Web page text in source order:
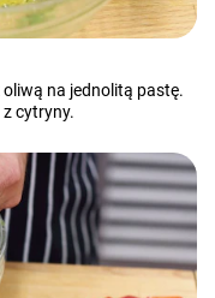
oliwą na jednolitą pastę.
cytryny.